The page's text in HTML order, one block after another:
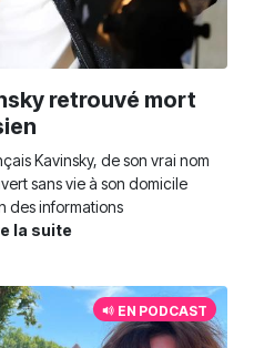
retrouvé mort
Kavinsky, de son vrai nom
sans vie à son domicile
des informations
la suite
EN PODCAST